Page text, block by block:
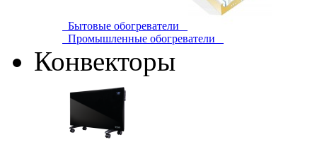
Бытовые обогреватели
Промышленные обогреватели
Конвекторы